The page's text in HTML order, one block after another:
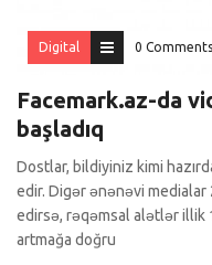
Digital 0 Comments
Facemark.az-da
başladıq
Dostlar, bildiyiniz kimi
edir. Digər ənənəvi medialar
edirsə, rəqəmsal alətlər illik
artmağa doğru